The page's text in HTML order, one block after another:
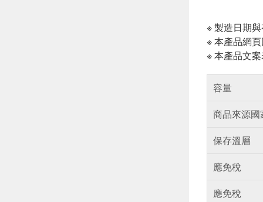
※ 製造日期
※ 本產品網
※ 本產品文
容量
商品來源國
保存溫層
應免稅
應免稅